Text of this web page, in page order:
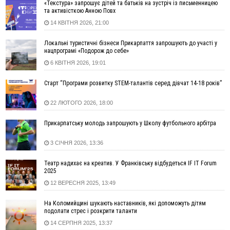
13:30
ФОТО На Надрічній тривають останні приготування до
нового руху
12:57
У Франківську зафіксували найбільшу спеку за всю історію
спостережень
12:24
Лікування наркоманії Київ: чому важливо розпочати
терапію якомога раніше
тисяч гривень у валюті, засудили до 5 років
11:50
Податкова передасть в Міноборони для "Оберегу" дані про
чоловіків 18–60 років
11:20
Водійка, яку на Сухомлинського побив інший керманич,
відмовилася від обвинувачення — справу закрили
10:45
У Франківську, Коломиї, Долині та Яремче 6 серпня
10:02
Змушував надсилати інтимні фото: на Прикарпатті
затримали підозрюваного у розбещенні малолітньої
09:22
АМКУ розпочав справу проти Гвіздецької селищної ради
через різні ставки земельного податку
08:54
Синоптики попереджають про значний дощ на Прикарпатті
до кінця п'ятниці
«Текстура» запрошує дітей та батьків на зустріч із письменницею
та активісткою Анною Повх
14 КВІТНЯ 2026, 21:00
Локальні туристичні бізнеси Прикарпаття запрошують до участі у
нацпрограмі «Подорож до себе»
6 КВІТНЯ 2026, 19:01
Старт “Програми розвитку STEM-талантів серед дівчат 14-18 років”
22 ЛЮТОГО 2026, 18:00
Прикарпатську молодь запрошують у Школу футбольного арбітра
3 СІЧНЯ 2026, 13:36
Театр надихає на креатив. У Франківську відбудеться IF IT Forum
2025
12 ВЕРЕСНЯ 2025, 13:49
На Коломийщині шукають наставників, які допоможуть дітям
подолати стрес і розкрити таланти
14 СЕРПНЯ 2025, 13:37